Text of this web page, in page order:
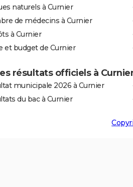
naturels à Curnier
de médecins à Curnier
à Curnier
et budget de Curnier
résultats officiels à
municipale 2026 à Curnier
du bac à Curnier